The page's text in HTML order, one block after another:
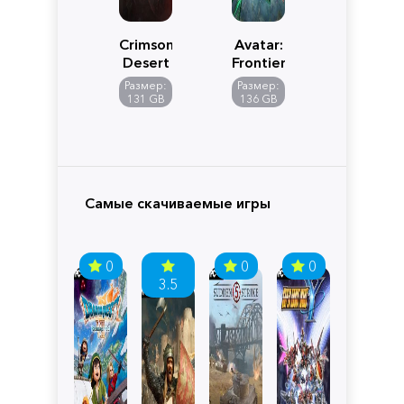
Crimson
Desert
Размер:
131 GB
Avatar:
Frontiers
of
Pandora
Размер:
136 GB
Самые скачиваемые игры
0
3.5
0 0